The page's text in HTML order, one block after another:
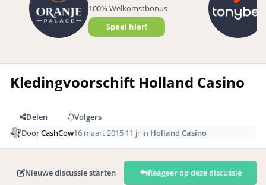
100% Welkomstbonus
Speel hier!
Kledingvoorschift Holland Casino
Delen
Volgers
DoorCashCow16 maart 2015 11 jr in Holland Casino
Nieuwe discussie starten Reageer op deze discussie